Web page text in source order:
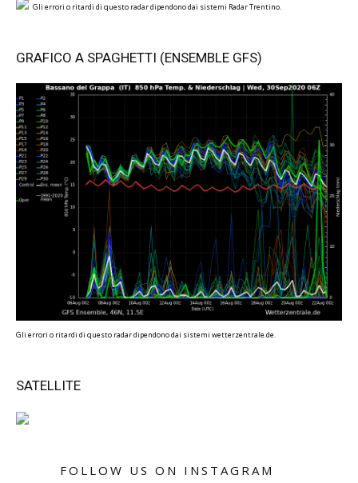
Gli errori o ritardi di questo radar dipendono dai sistemi Radar Trentino.
GRAFICO A SPAGHETTI (ENSEMBLE GFS)
Gli errori o ritardi di questo radar dipendono dai sistemi wetterzentrale.de.
SATELLITE
FOLLOW US ON INSTAGRAM